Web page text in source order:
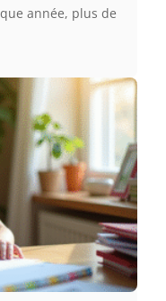
année, plus de